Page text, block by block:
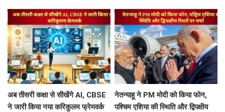
अब तीसरी कक्षा से सीखेंगे AI, CBSE
ने जारी किया नया करिकुलम फ्रेमवर्क
नेतन्याहू ने PM मोदी को किया फोन,
पश्चिम एशिया की स्थिति और द्विपक्षीय